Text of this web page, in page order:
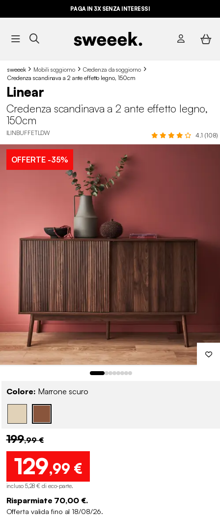
PAGA IN 3X SENZA INTERESSI
sweeek Mobili soggiorno
Credenza da soggiorno
Credenza scandinava a 2 ante effetto legno, 150cm
Linear
Credenza scandinava a 2 ante effetto legno,
150cm
ILINBUFFETLDW 4.1 (108)
OFFERTE-35%
Colore: Marrone scuro
199,99 €
129,99 €
incluso 5,28 € di eco-parte.
Risparmiate 70,00 €.
Offerta valida fino al 18/08/26.